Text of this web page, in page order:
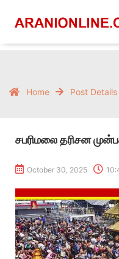
Home Post Details
சபரிமலை தரிசன
October 30, 2025